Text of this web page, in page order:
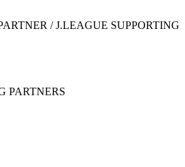
/ J.LEAGUE SUPPORTING
PARTNERS